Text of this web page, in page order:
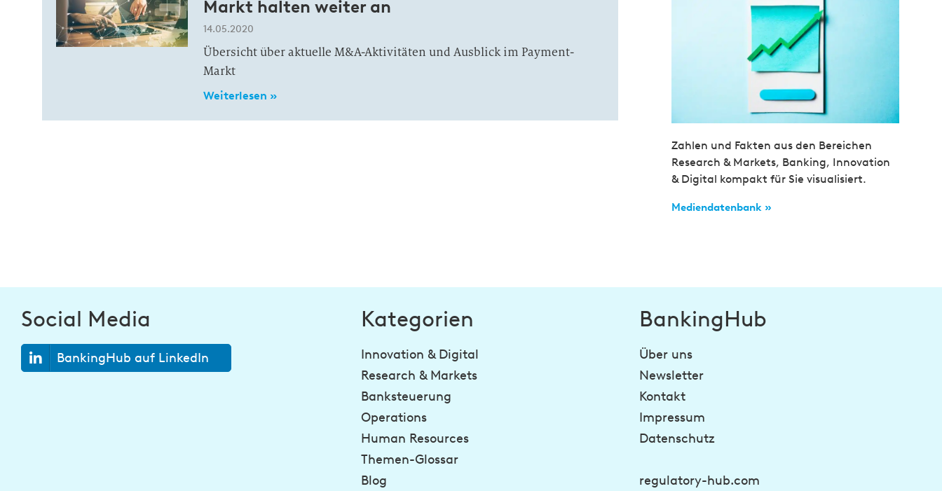
Markt halten weiter an
14.05.2020
Übersicht über aktuelle M&A-Aktivitäten und Ausblick im Payment-
Markt
Weiterlesen »
Zahlen und Fakten aus den Bereichen
Research & Markets, Banking, Innovation
& Digital kompakt für Sie visualisiert.
Mediendatenbank »
Social Media
BankingHub auf LinkedIn
Kategorien
Innovation & Digital
Research & Markets
Banksteuerung
Operations
Human Resources
Themen-Glossar
Blog
BankingHub
Über uns
Newsletter
Kontakt
Impressum
Datenschutz
regulatory-hub.com